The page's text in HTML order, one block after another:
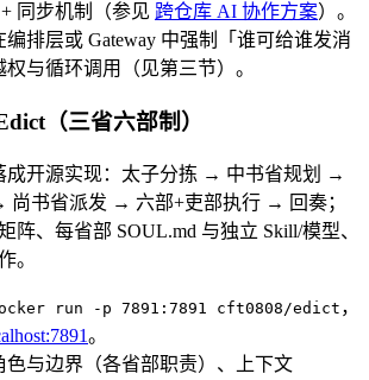
同步机制（参见 跨仓库 AI 协作方案）。
编排层或 Gateway 中强制「谁可给谁发消
与循环调用（见第三节）。
（三省六部制）
成开源实现：太子分拣 → 中书省规划 →
尚书省派发 → 六部+吏部执行 → 回奏；
阵、每省部 SOUL.md 与独立 Skill/模型、
。
run -p 7891:7891 cft0808/edict ，
。
色与边界（各省部职责）、上下文